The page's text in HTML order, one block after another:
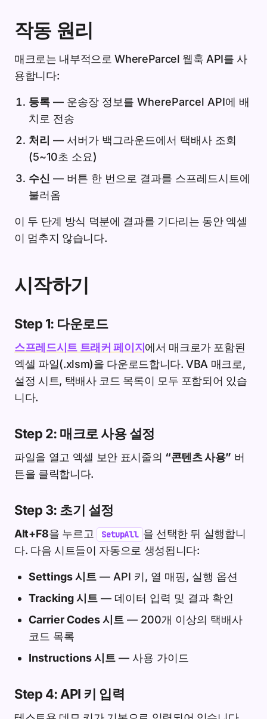
작동 원리
매크로는 내부적으로 WhereParcel 웹훅 API를 사
용합니다:
등록 — 운송장 정보를 WhereParcel API에 배
치로 전송
처리 — 서버가 백그라운드에서 택배사 조회
(5~10초 소요)
수신 — 버튼 한 번으로 결과를 스프레드시트에
불러옴
이 두 단계 방식 덕분에 결과를 기다리는 동안 엑셀
이 멈추지 않습니다.
시작하기
Step 1: 다운로드
스프레드시트 트래커 페이지 에서 매크로가 포함된
엑셀 파일(.xlsm)을 다운로드합니다. VBA 매크로,
설정 시트, 택배사 코드 목록이 모두 포함되어 있습
니다.
Step 2: 매크로 사용 설정
파일을 열고 엑셀 보안 표시줄의 “콘텐츠 사용” 버
튼을 클릭합니다.
Step 3: 초기 설정
Alt+F8을 누르고 SetupAll 을 선택한 뒤 실행합니
다. 다음 시트들이 자동으로 생성됩니다:
Settings 시트 — API 키, 열 매핑, 실행 옵션
Tracking 시트 — 데이터 입력 및 결과 확인
Carrier Codes 시트 — 200개 이상의 택배사
코드 목록
Instructions 시트 — 사용 가이드
Step 4: API 키 입력